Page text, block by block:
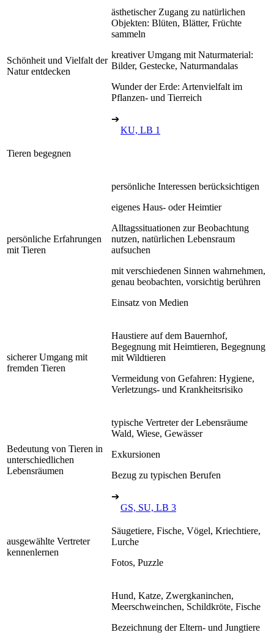
Schönheit und Vielfalt der
Natur entdecken
ästhetischer Zugang zu natürlichen
Objekten: Blüten, Blätter, Früchte
sammeln
kreativer Umgang mit Naturmaterial:
Bilder, Gestecke, Naturmandalas
Wunder der Erde: Artenvielfalt im
Pflanzen- und Tierreich
➔
KU, LB 1
Tieren begegnen
persönliche Erfahrungen
mit Tieren
persönliche Interessen berücksichtigen
eigenes Haus- oder Heimtier
Alltagssituationen zur Beobachtung
nutzen, natürlichen Lebensraum
aufsuchen
mit verschiedenen Sinnen wahrnehmen,
genau beobachten, vorsichtig berühren
Einsatz von Medien
sicherer Umgang mit
fremden Tieren
Haustiere auf dem Bauernhof,
Begegnung mit Heimtieren, Begegnung
mit Wildtieren
Vermeidung von Gefahren: Hygiene,
Verletzungs- und Krankheitsrisiko
Bedeutung von Tieren in
unterschiedlichen
Lebensräumen
typische Vertreter der Lebensräume
Wald, Wiese, Gewässer
Exkursionen
Bezug zu typischen Berufen
➔
GS, SU, LB 3
ausgewählte Vertreter
kennenlernen
Säugetiere, Fische, Vögel, Kriechtiere,
Lurche
Fotos, Puzzle
Hund, Katze, Zwergkaninchen,
Meerschweinchen, Schildkröte, Fische
Bezeichnung der Eltern- und Jungtiere